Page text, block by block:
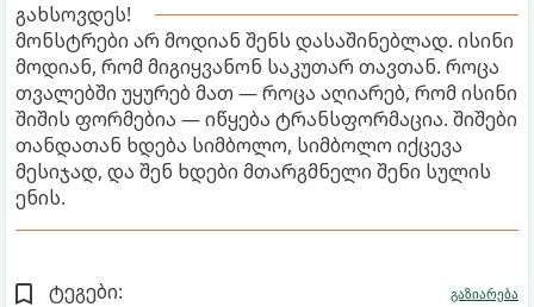
გახსოვდეს!
მონსტრები არ მოდიან შენს დასაშინებლად. ისინი
მოდიან, რომ მიგიყვანონ საკუთარ თავთან. როცა
თვალებში უყურებ მათ — როცა აღიარებ, რომ ისინი
შიშის ფორმებია — იწყება ტრანსფორმაცია. შიშები
თანდათან ხდება სიმბოლო, სიმბოლო იქცევა
მესიჯად, და შენ ხდები მთარგმნელი შენი სულის
ენის.
ტეგები:
გაზიარება